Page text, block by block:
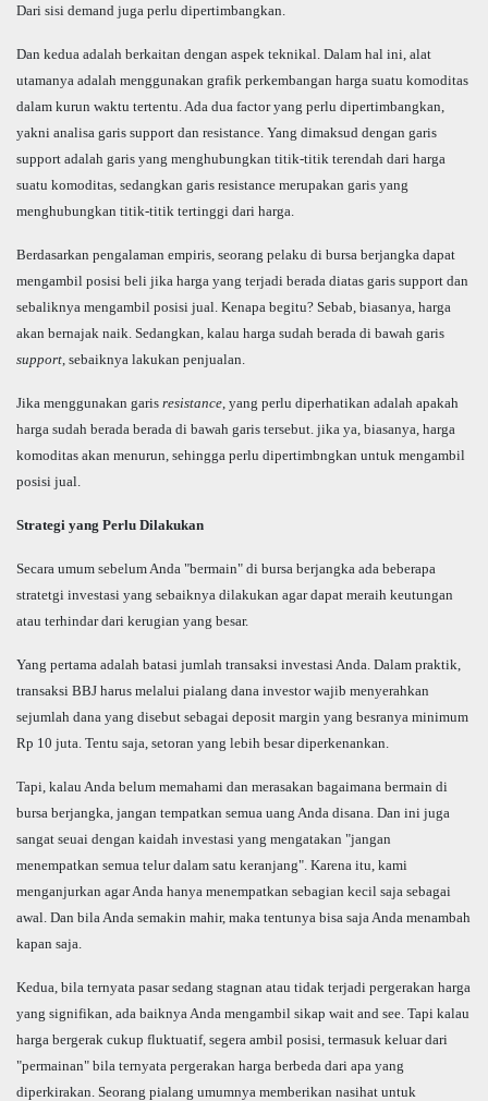
Dari sisi demand juga perlu dipertimbangkan.
Dan kedua adalah berkaitan dengan aspek teknikal. Dalam hal ini, alat
utamanya adalah menggunakan grafik perkembangan harga suatu komoditas
dalam kurun waktu tertentu. Ada dua factor yang perlu dipertimbangkan,
yakni analisa garis support dan resistance. Yang dimaksud dengan garis
support adalah garis yang menghubungkan titik-titik terendah dari harga
suatu komoditas, sedangkan garis resistance merupakan garis yang
menghubungkan titik-titik tertinggi dari harga.
Berdasarkan pengalaman empiris, seorang pelaku di bursa berjangka dapat
mengambil posisi beli jika harga yang terjadi berada diatas garis support dan
sebaliknya mengambil posisi jual. Kenapa begitu? Sebab, biasanya, harga
akan bernajak naik. Sedangkan, kalau harga sudah berada di bawah garis
support , sebaiknya lakukan penjualan.
Jika menggunakan garis resistance , yang perlu diperhatikan adalah apakah
harga sudah berada berada di bawah garis tersebut. jika ya, biasanya, harga
komoditas akan menurun, sehingga perlu dipertimbngkan untuk mengambil
posisi jual.
Strategi yang Perlu Dilakukan
Secara umum sebelum Anda "bermain" di bursa berjangka ada beberapa
stratetgi investasi yang sebaiknya dilakukan agar dapat meraih keutungan
atau terhindar dari kerugian yang besar.
Yang pertama adalah batasi jumlah transaksi investasi Anda. Dalam praktik,
transaksi BBJ harus melalui pialang dana investor wajib menyerahkan
sejumlah dana yang disebut sebagai deposit margin yang besranya minimum
Rp 10 juta. Tentu saja, setoran yang lebih besar diperkenankan.
Tapi, kalau Anda belum memahami dan merasakan bagaimana bermain di
bursa berjangka, jangan tempatkan semua uang Anda disana. Dan ini juga
sangat seuai dengan kaidah investasi yang mengatakan "jangan
menempatkan semua telur dalam satu keranjang". Karena itu, kami
menganjurkan agar Anda hanya menempatkan sebagian kecil saja sebagai
awal. Dan bila Anda semakin mahir, maka tentunya bisa saja Anda menambah
kapan saja.
Kedua, bila ternyata pasar sedang stagnan atau tidak terjadi pergerakan harga
yang signifikan, ada baiknya Anda mengambil sikap wait and see. Tapi kalau
harga bergerak cukup fluktuatif, segera ambil posisi, termasuk keluar dari
"permainan" bila ternyata pergerakan harga berbeda dari apa yang
diperkirakan. Seorang pialang umumnya memberikan nasihat untuk